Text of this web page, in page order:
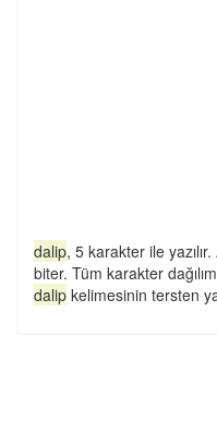
dalip, 5 karakter ile
biter. Tüm karakter
dalip kelimesinin tersten